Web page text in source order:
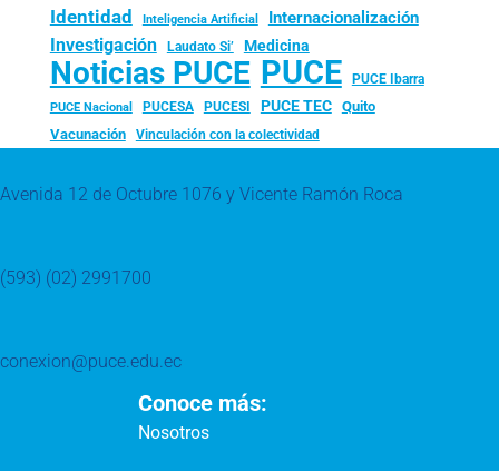
Identidad Inteligencia Artificial Internacionalización
Investigación Laudato Si’ Medicina
Noticias PUCE PUCE PUCE Ibarra
PUCE Nacional PUCESA PUCESI PUCE TEC
Quito
Vacunación
Vinculación con la colectividad
Avenida 12 de Octubre 1076 y Vicente Ramón Roca
(593) (02) 2991700
conexion@puce.edu.ec
Conoce más:
Nosotros